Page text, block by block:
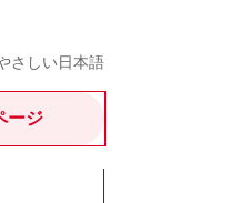
さしい日本語
ージ